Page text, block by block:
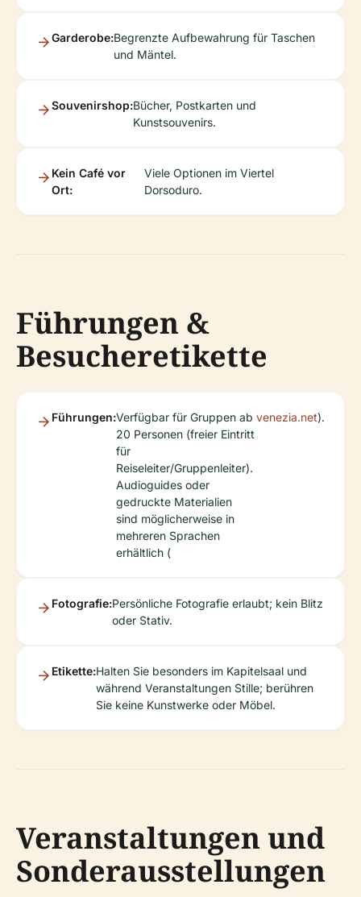
Garderobe:Begrenzte Aufbewahrung für Taschen
und Mäntel.
Souvenirshop:Bücher, Postkarten und
Kunstsouvenirs.
Kein Café vor
Ort:
Viele Optionen im Viertel
Dorsoduro.
Führungen &
Besucheretikette
Führungen:Verfügbar für Gruppen ab
20 Personen (freier Eintritt
für
Reiseleiter/Gruppenleiter).
Audioguides oder
gedruckte Materialien
sind möglicherweise in
mehreren Sprachen
erhältlich (
venezia.net).
Fotografie:Persönliche Fotografie erlaubt; kein Blitz
oder Stativ.
Etikette:Halten Sie besonders im Kapitelsaal und
während Veranstaltungen Stille; berühren
Sie keine Kunstwerke oder Möbel.
Veranstaltungen und
Sonderausstellungen